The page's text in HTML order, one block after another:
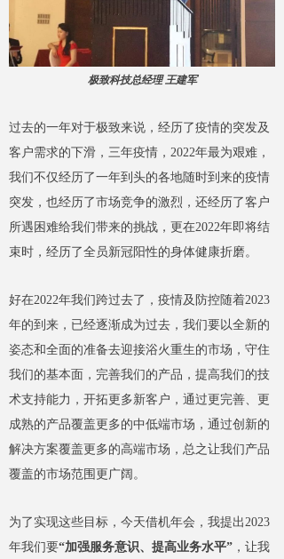
极致科技总经理 王建军
过去的一年对于极致来说，经历了疫情的突发及
客户需求的下滑，三年疫情，2022年最为艰难，
我们不仅经历了一年到头的各地随时到来的疫情
突发，也经历了市场竞争的激烈，还经历了客户
所遇困难给我们带来的挑战，更在2022年即将结
束时，经历了全员新冠阳性的身体健康折磨。
好在2022年我们跨过去了，疫情及防控随着2023
年的到来，已经逐渐成为过去，我们要以全新的
姿态和全面的准备去迎接浴火重生的市场，守住
我们的基本面，完善我们的产品，提高我们的技
术支持能力，开拓更多新客户，通过更完善、更
成熟的产品覆盖更多的中低端市场，通过创新的
解决方案覆盖更多的高端市场，总之让我们产品
覆盖的市场范围更广阔。
为了实现这些目标，今天借机年会，我提出2023
年我们要“加强服务意识、提高业务水平” ，让我